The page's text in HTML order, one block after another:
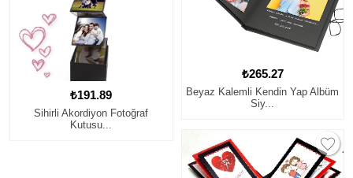
₺191.89
Sihirli Akordiyon Fotoğraf
Kutusu...
₺265.27
Beyaz Kalemli Kendin Yap Albüm
Siy...